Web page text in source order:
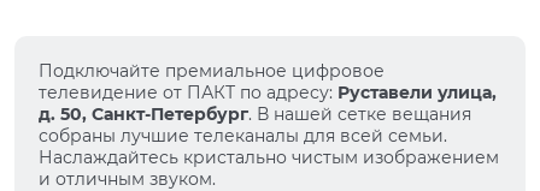
Подключайте премиальное цифровое
телевидение от ПАКТ по адресу: Руставели улица,
д. 50, Санкт-Петербург. В нашей сетке вещания
собраны лучшие телеканалы для всей семьи.
Наслаждайтесь кристально чистым изображением
и отличным звуком.